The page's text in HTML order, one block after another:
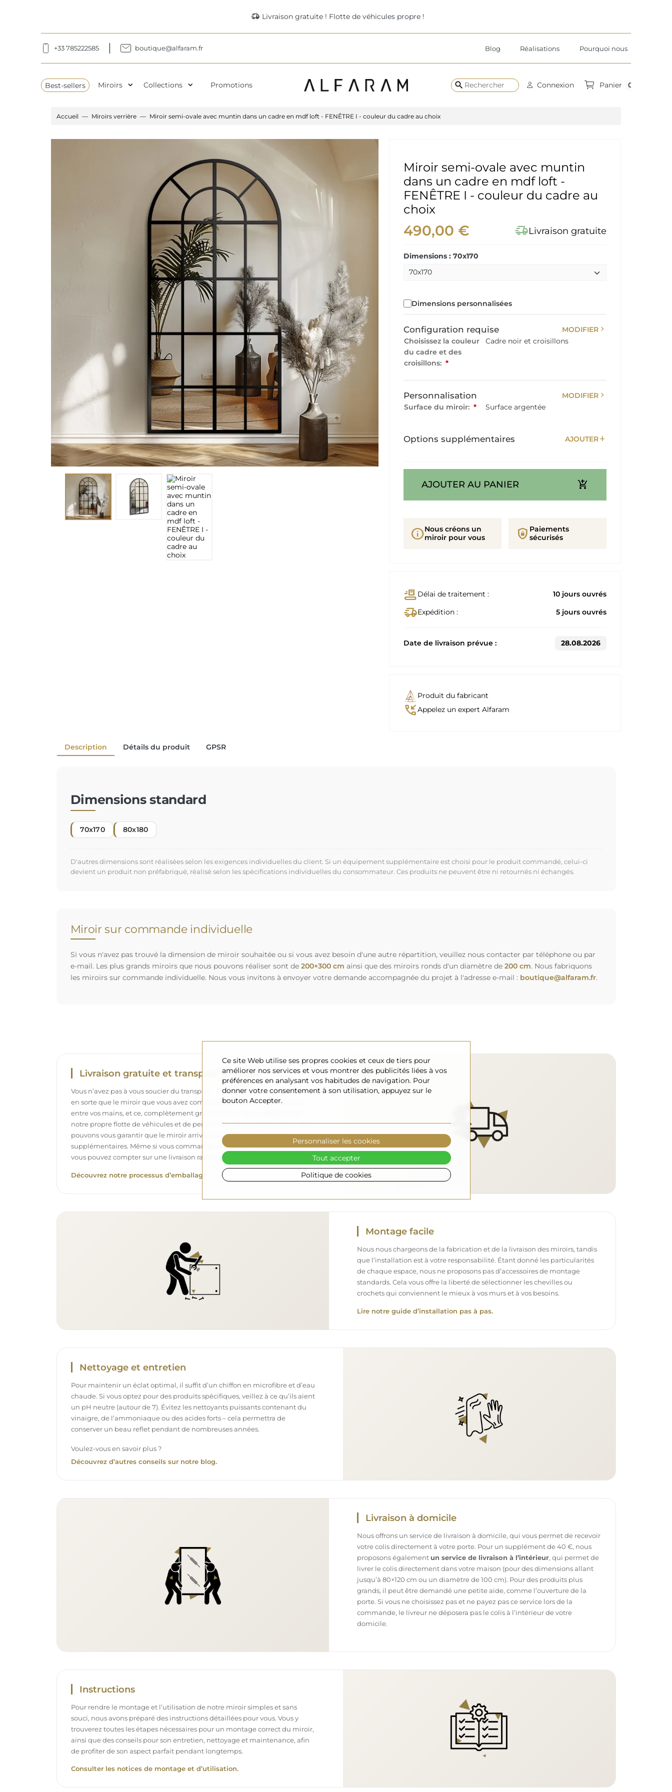
delivery_truck_speed Livraison gratuite ! Flotte de véhicules propre !
+33 785222585 boutique@alfaram.fr Blog Réalisations Pourquoi nous
Best-sellers Miroirs expand_more Collections expand_more Promotions search Connexion Panier 0
Accueil Miroirs verrière Miroir semi-ovale avec muntin dans un cadre en mdf loft - FENÊTRE I - couleur du cadre au choix
Miroir semi-ovale avec muntin
dans un cadre en mdf loft -
FENÊTRE I - couleur du cadre au
choix
490,00 € delivery_truck_speedLivraison gratuite
Dimensions : 70x170
Dimensions personnalisées
Configuration requise MODIFIER chevron_right
Choisissez la couleur
du cadre et des
croisillons: *
Cadre noir et croisillons
Personnalisation MODIFIER chevron_right
Surface du miroir: * Surface argentée
Options supplémentaires AJOUTERadd
AJOUTER AU PANIER add_shopping_cart
infoNous créons un
miroir pour vous
shield_lock Paiements
sécurisés
conveyor_beltDélai de traitement : 10 jours ouvrés
delivery_truck_speedExpédition : 5 jours ouvrés
Date de livraison prévue : 28.08.2026
Produit du fabricant
phone_callbackAppelez un expert Alfaram
Description Détails du produit GPSR
Dimensions standard
70x170 80x180
D'autres dimensions sont réalisées selon les exigences individuelles du client. Si un équipement supplémentaire est choisi pour le produit commandé, celui-ci
devient un produit non préfabriqué, réalisé selon les spécifications individuelles du consommateur. Ces produits ne peuvent être ni retournés ni échangés.
Miroir sur commande individuelle
Si vous n'avez pas trouvé la dimension de miroir souhaitée ou si vous avez besoin d'une autre répartition, veuillez nous contacter par téléphone ou par
e-mail. Les plus grands miroirs que nous pouvons réaliser sont de 200×300 cm ainsi que des miroirs ronds d'un diamètre de 200 cm. Nous fabriquons
les miroirs sur commande individuelle. Nous vous invitons à envoyer votre demande accompagnée du projet à l'adresse e-mail : boutique@alfaram.fr.
Livraison gratuite et transport sécurisé
Vous n’avez pas à vous soucier du transport – nous nous occupons de faire
en sorte que le miroir que vous avez commandé arrive en toute sécurité
entre vos mains, et ce, complètement gratuitement. Nous disposons de
notre propre flotte de véhicules et de personnel formé, c’est pourquoi nous
pouvons vous garantir que le miroir arrivera en parfait état, sans frais
supplémentaires. Même si vous commandez un miroir de grande taille,
vous pouvez compter sur une livraison rapide.
Découvrez notre processus d’emballage.
Montage facile
Nous nous chargeons de la fabrication et de la livraison des miroirs, tandis
que l’installation est à votre responsabilité. Étant donné les particularités
de chaque espace, nous ne proposons pas d’accessoires de montage
standards. Cela vous offre la liberté de sélectionner les chevilles ou
crochets qui conviennent le mieux à vos murs et à vos besoins.
Lire notre guide d’installation pas à pas.
Nettoyage et entretien
Pour maintenir un éclat optimal, il suffit d’un chiffon en microfibre et d’eau
chaude. Si vous optez pour des produits spécifiques, veillez à ce qu’ils aient
un pH neutre (autour de 7). Évitez les nettoyants puissants contenant du
vinaigre, de l’ammoniaque ou des acides forts – cela permettra de
conserver un beau reflet pendant de nombreuses années.
Voulez-vous en savoir plus ?
Découvrez d’autres conseils sur notre blog.
Livraison à domicile
Nous offrons un service de livraison à domicile, qui vous permet de recevoir
votre colis directement à votre porte. Pour un supplément de 40 €, nous
proposons également un service de livraison à l’intérieur, qui permet de
livrer le colis directement dans votre maison (pour des dimensions allant
jusqu’à 80×120 cm ou un diamètre de 100 cm). Pour des produits plus
grands, il peut être demandé une petite aide, comme l’ouverture de la
porte. Si vous ne choisissez pas et ne payez pas ce service lors de la
commande, le livreur ne déposera pas le colis à l’intérieur de votre
domicile.
Instructions
Pour rendre le montage et l’utilisation de notre miroir simples et sans
souci, nous avons préparé des instructions détaillées pour vous. Vous y
trouverez toutes les étapes nécessaires pour un montage correct du miroir,
ainsi que des conseils pour son entretien, nettoyage et maintenance, afin
de profiter de son aspect parfait pendant longtemps.
Consulter les notices de montage et d’utilisation.
Ce site Web utilise ses propres cookies et ceux de tiers pour
améliorer nos services et vous montrer des publicités liées à vos
préférences en analysant vos habitudes de navigation. Pour
donner votre consentement à son utilisation, appuyez sur le
bouton Accepter.
Politique de cookies
Personnaliser les cookies
Tout accepter